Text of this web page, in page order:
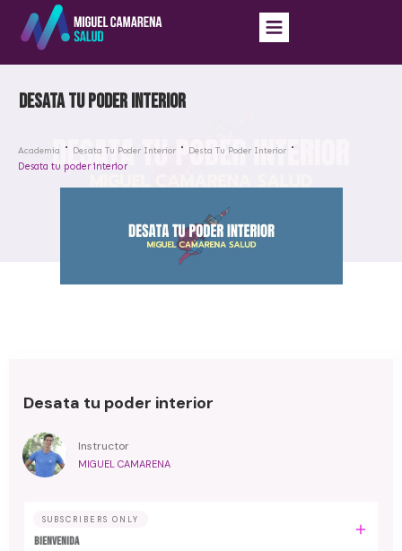
Desata tu poder interior
Academia Desata Tu Poder Interior Desta Tu Poder Interior
Desata tu poder interior
Desata tu poder interior
Instructor
MIGUEL CAMARENA
SUBSCRIBERS ONLY
BIENVENIDA